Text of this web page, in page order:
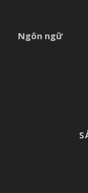
Ngôn ngữ